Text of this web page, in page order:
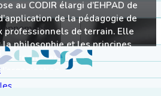
au CODIR élargi d’EHPAD de
de la pédagogie de
professionnels de terrain. Elle
philosophie et les principes
de renforcer son